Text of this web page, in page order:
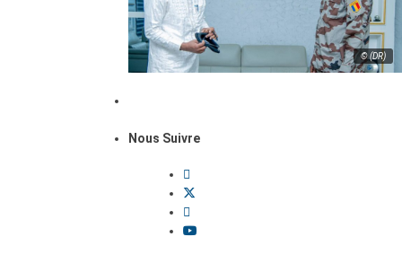
© (DR)
Nous Suivre